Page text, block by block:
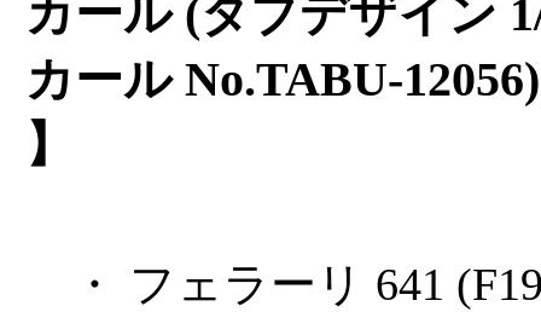
カール (タブデザイン
カール No.TABU-
】
・ フェラーリ 641